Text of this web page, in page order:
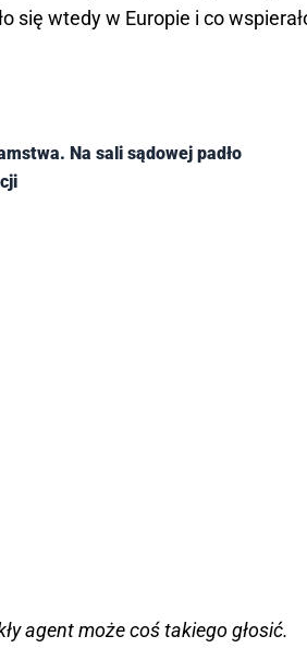
się wtedy w Europie i co
Na sali sądowej padło
agent może coś takiego głosić.